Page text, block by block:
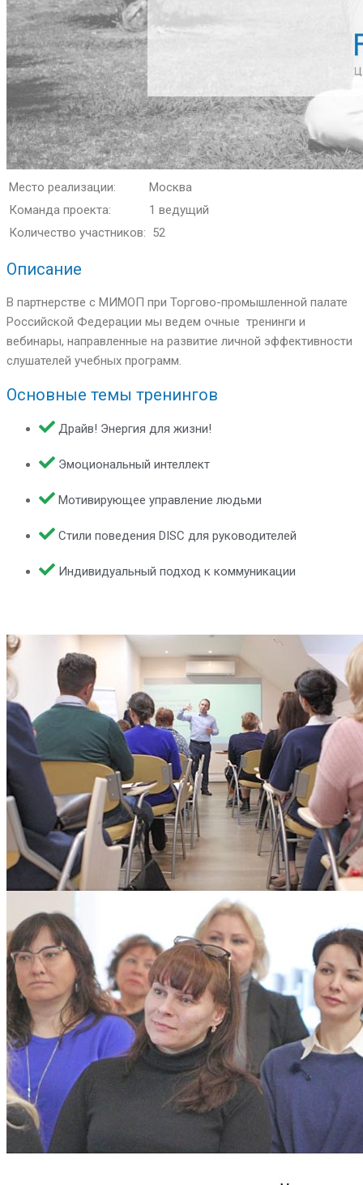
Место реализации:
Москва
Команда проекта:
1 ведущий
Количество участников: 52
Описание
В партнерстве с МИМОП при Торгово-промышленной палате
Российской Федерации мы ведем очные тренинги и
вебинары, направленные на развитие личной эффективности
слушателей учебных программ.
Основные темы тренингов
Драйв! Энергия для жизни!
Эмоциональный интеллект
Мотивирующее управление людьми
Стили поведения DISC для руководителей
Индивидуальный подход к коммуникации